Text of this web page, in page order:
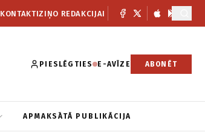
KONTAKTIZIŅO REDAKCIJAI
PIESLĒGTIES E-AVĪZE ABONĒT
APMAKSĀTĀ PUBLIKĀCIJA